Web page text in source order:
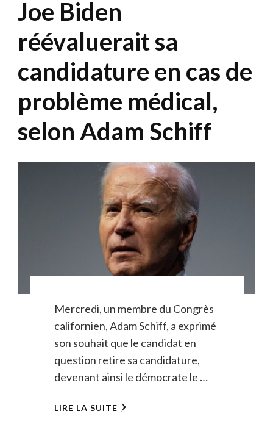
Joe Biden
réévaluerait sa
candidature en cas de
problème médical,
selon Adam Schiff
Mercredi, un membre du Congrès
californien, Adam Schiff, a exprimé
son souhait que le candidat en
question retire sa candidature,
devenant ainsi le démocrate le …
LIRE LA SUITE